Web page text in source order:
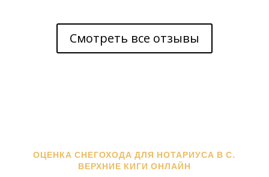
Смотреть все отзывы
ОЦЕНКА СНЕГОХОДА ДЛЯ НОТАРИУСА В С.
ВЕРХНИЕ КИГИ ОНЛАЙН